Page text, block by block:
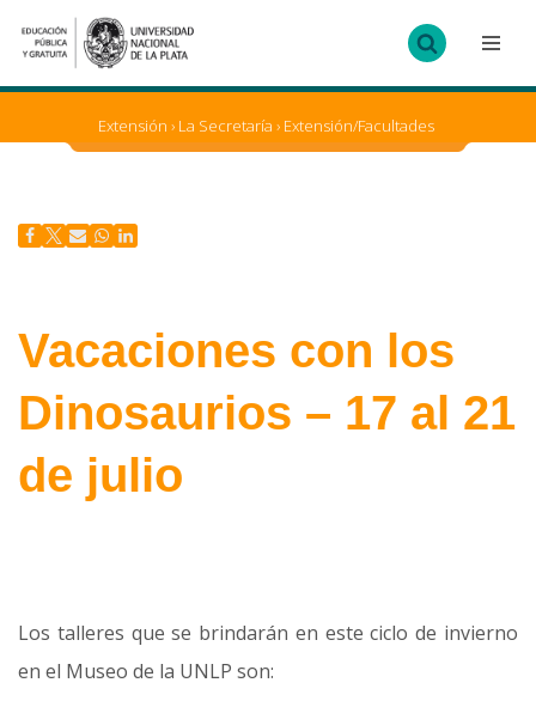
Ir
al
Extensión › La Secretaría › Extensión/Facultades
Vacaciones con los
Dinosaurios – 17 al 21
de julio
Los talleres que se brindarán en este ciclo de invierno
en el Museo de la UNLP son: